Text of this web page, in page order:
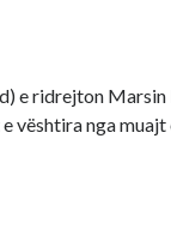
e ridrejton Marsin
vështira nga